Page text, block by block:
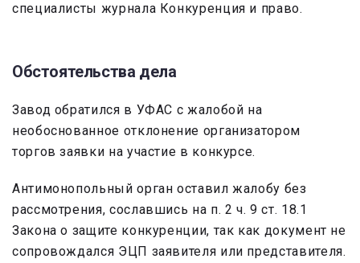
специалисты журнала Конкуренция и право.
Обстоятельства дела
Завод обратился в УФАС с жалобой на
необоснованное отклонение организатором
торгов заявки на участие в конкурсе.
Антимонопольный орган оставил жалобу без
рассмотрения, сославшись на п. 2 ч. 9 ст. 18.1
Закона о защите конкуренции, так как документ не
сопровождался ЭЦП заявителя или представителя.